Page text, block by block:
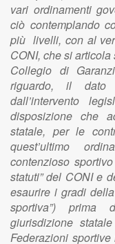
vari ordinamenti
ciò contemplando
più livelli, con al
CONI, che si
Collegio di
riguardo, il
dall’intervento
disposizione che
statale, per le
quest’ultimo
contenzioso
statuti” del CONI e
esaurire i gradi
sportiva”) prima
giurisdizione
Federazioni